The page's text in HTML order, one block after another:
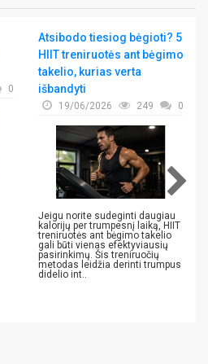
0
Atsibodo tiesiog bėgioti? 5
HIIT treniruotės ant bėgimo
takelio, kurias verta
išbandyti
19/06/2026 249 0
Jeigu norite sudeginti daugiau
kalorijų per trumpesnį laiką, HIIT
treniruotės ant bėgimo takelio
gali būti vienas efektyviausių
pasirinkimų. Šis treniruočių
metodas leidžia derinti trumpus
didelio int..